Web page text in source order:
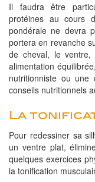
Il faudra être
protéines au cours
pondérale ne devra
portera en revanche
de cheval, le
alimentation
nutritionniste ou une
conseils nutritionnels
La
Pour redessiner sa
un ventre plat,
quelques exercices
la tonification